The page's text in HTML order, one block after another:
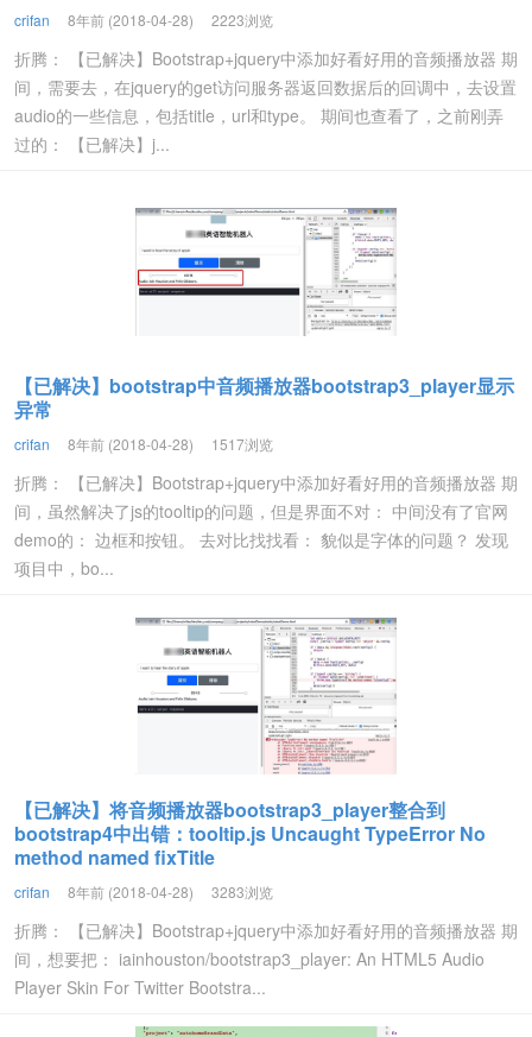
crifan 8年前 (2018-04-28) 2223浏览
折腾： 【已解决】Bootstrap+jquery中添加好看好用的音频播放器 期
间，需要去，在jquery的get访问服务器返回数据后的回调中，去设置
audio的一些信息，包括title，url和type。 期间也查看了，之前刚弄
过的： 【已解决】j...
【已解决】bootstrap中音频播放器bootstrap3_player显示
异常
crifan 8年前 (2018-04-28) 1517浏览
折腾： 【已解决】Bootstrap+jquery中添加好看好用的音频播放器 期
间，虽然解决了js的tooltip的问题，但是界面不对： 中间没有了官网
demo的： 边框和按钮。 去对比找找看： 貌似是字体的问题？ 发现
项目中，bo...
【已解决】将音频播放器bootstrap3_player整合到
bootstrap4中出错：tooltip.js Uncaught TypeError No
method named fixTitle
crifan 8年前 (2018-04-28) 3283浏览
折腾： 【已解决】Bootstrap+jquery中添加好看好用的音频播放器 期
间，想要把： iainhouston/bootstrap3_player: An HTML5 Audio
Player Skin For Twitter Bootstra...